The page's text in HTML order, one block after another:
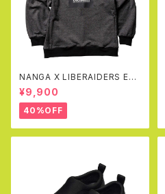
NANGA X LIBERAIDERS EC
O HYBRID SWEAT SHIRT(B
LACK)
¥9,900
40%OFF